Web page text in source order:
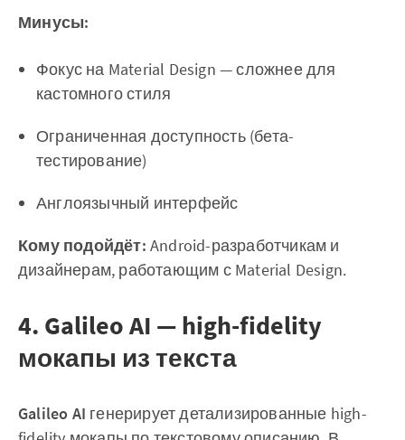
Минусы:
Фокус на Material Design — сложнее для
кастомного стиля
Ограниченная доступность (бета-
тестирование)
Англоязычный интерфейс
Кому подойдёт: Android-разработчикам и
дизайнерам, работающим с Material Design.
4. Galileo AI — high-fidelity
мокапы из текста
Galileo AI генерирует детализированные high-